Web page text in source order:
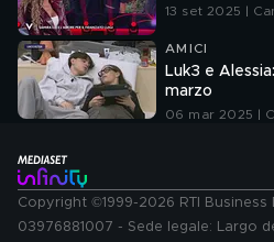
13 set 2025 |
AMICI
Luk3 e
marzo
06 mar 2025 |
Copyright ©1999-2026 RTI Business
03976881007 - Sede legale: Largo